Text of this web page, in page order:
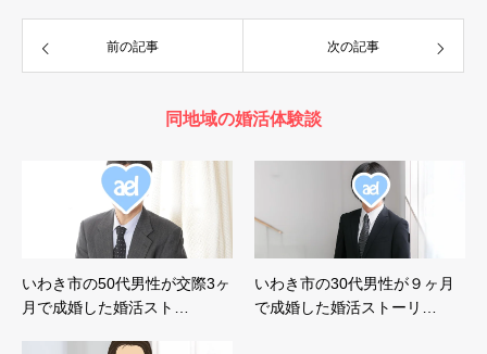
前の記事 次の記事
同地域の婚活体験談
いわき市の50代男性が交際3ヶ
月で成婚した婚活スト…
いわき市の30代男性が９ヶ月
で成婚した婚活ストーリ…